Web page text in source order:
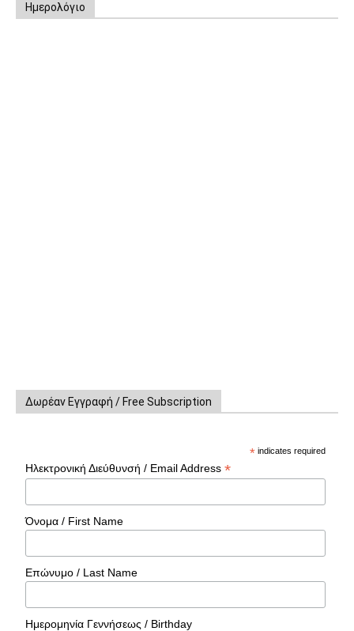
Ημερολόγιο
Δωρέαν Εγγραφή / Free Subscription
* indicates required
Ηλεκτρονική Διεύθυνσή / Email Address*
Όνομα / First Name
Επώνυμο / Last Name
Ημερομηνία Γεννήσεως / Birthday